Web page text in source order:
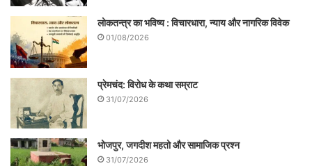
लोकतन्त्र का भविष्य : विचारधारा, न्याय और नागरिक विवेक
01/08/2026
प्रेमचंद: विरोध के कथा सम्राट
31/07/2026
भोजपुर, जगदीश महतो और सामाजिक प्रश्न
31/07/2026